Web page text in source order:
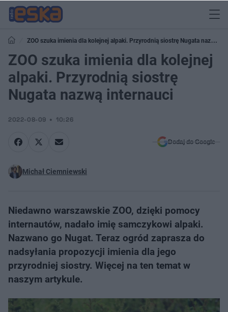
ZOO szuka imienia dla kolejnej alpaki. Przyrodnią siostrę Nugata nazwą
internauci
ZOO szuka imienia dla kolejnej
alpaki. Przyrodnią siostrę
Nugata nazwą internauci
2022-08-09 10:26
Dodaj do Google
Michał Ciemniewski
Niedawno warszawskie ZOO, dzięki pomocy
internautów, nadało imię samczykowi alpaki.
Nazwano go Nugat. Teraz ogród zaprasza do
nadsyłania propozycji imienia dla jego
przyrodniej siostry. Więcej na ten temat w
naszym artykule.